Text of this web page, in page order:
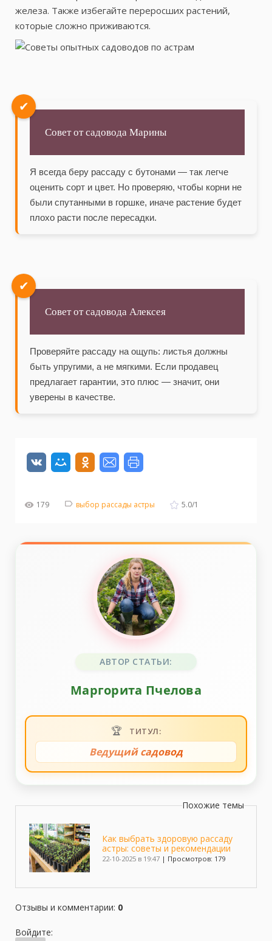
железа. Также избегайте переросших растений,
которые сложно приживаются.
✔
Совет от садовода Марины
Я всегда беру рассаду с бутонами — так легче
оценить сорт и цвет. Но проверяю, чтобы корни не
были спутанными в горшке, иначе растение будет
плохо расти после пересадки.
✔
Совет от садовода Алексея
Проверяйте рассаду на ощупь: листья должны
быть упругими, а не мягкими. Если продавец
предлагает гарантии, это плюс — значит, они
уверены в качестве.
179 выбор рассады астры 5.0/1
АВТОР СТАТЬИ:
Маргорита Пчелова
🏆 ТИТУЛ:
Ведущий садовод
Похожие темы
Как выбрать здоровую рассаду
астры: советы и рекомендации
22-10-2025 в 19:47 | Просмотров: 179
Отзывы и комментарии: 0
Войдите: